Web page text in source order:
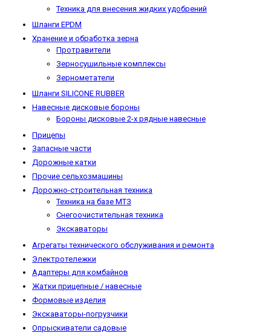
Техника для внесения жидких удобрений
Шланги EPDM
Хранение и обработка зерна
Протравители
Зерносушильные комплексы
Зернометатели
Шланги SILICONE RUBBER
Навесные дисковые бороны
Бороны дисковые 2-х рядные навесные
Прицепы
Запасные части
Дорожные катки
Прочие сельхозмашины
Дорожно-строительная техника
Техника на базе МТЗ
Снегоочистительная техника
Экскаваторы
Агрегаты технического обслуживания и ремонта
Электротележки
Адаптеры для комбайнов
Жатки прицепные / навесные
Формовые изделия
Экскаваторы-погрузчики
Опрыскиватели садовые